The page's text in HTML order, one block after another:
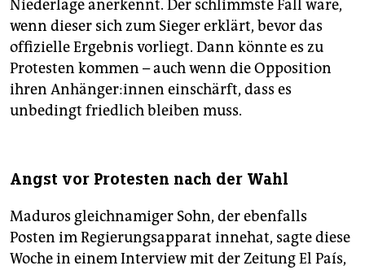
Niederlage anerkennt. Der schlimmste Fall wäre,
wenn dieser sich zum Sieger erklärt, bevor das
offizielle Ergebnis vorliegt. Dann könnte es zu
Protesten kommen – auch wenn die Opposition
ihren An­hän­ge­r:in­nen einschärft, dass es
unbedingt friedlich bleiben muss.
Angst vor Protesten nach der Wahl
Maduros gleichnamiger Sohn, der ebenfalls
Posten im Regierungsapparat innehat, sagte diese
Woche in einem Interview mit der Zeitung El País,